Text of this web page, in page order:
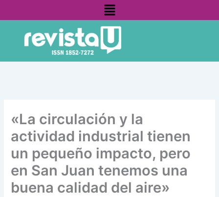
Menú
«La circulación y la
actividad industrial tienen
un pequeño impacto, pero
en San Juan tenemos una
buena calidad del aire»